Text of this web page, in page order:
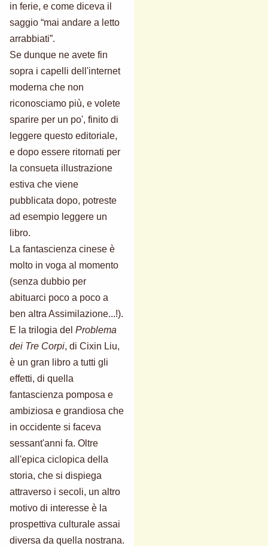
in ferie, e come diceva il
saggio “mai andare a letto
arrabbiati”.
Se dunque ne avete fin
sopra i capelli dell'internet
moderna che non
riconosciamo più, e volete
sparire per un po', finito di
leggere questo editoriale,
e dopo essere ritornati per
la consueta illustrazione
estiva che viene
pubblicata dopo, potreste
ad esempio leggere un
libro.
La fantascienza cinese è
molto in voga al momento
(senza dubbio per
abituarci poco a poco a
ben altra Assimilazione...!).
E la trilogia del Problema
dei Tre Corpi, di Cixin Liu,
è un gran libro a tutti gli
effetti, di quella
fantascienza pomposa e
ambiziosa e grandiosa che
in occidente si faceva
sessant'anni fa. Oltre
all'epica ciclopica della
storia, che si dispiega
attraverso i secoli, un altro
motivo di interesse è la
prospettiva culturale assai
diversa da quella nostrana.